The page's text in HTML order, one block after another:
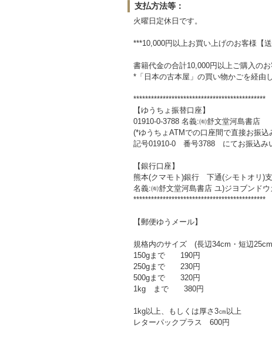
支払方法等：
火曜日定休日です。
***10,000円以上お買い上げのお客様【
書籍代金の合計10,000円以上ご購入の
*「日本の古本屋」の買い物かごを経由
*********************************************
【ゆうちょ振替口座】
01910-0-3788 名義:㈲舒文堂河島書店
(*ゆうちょATMでの口座間で直接お振込
記号01910-0 番号3788 にてお振込み
【銀行口座】
熊本(クマモト)銀行 下通(シモトオリ
名義:㈲舒文堂河島書店 ユ)ジヨブンド
*********************************************
【郵便ゆうメール】
規格内のサイズ (長辺34cm・短辺
150gまで 190円
250gまで 230円
500gまで 320円
1kg まで 380円
1kg以上、もしくは厚さ3㎝以上
レターパックプラス 600円